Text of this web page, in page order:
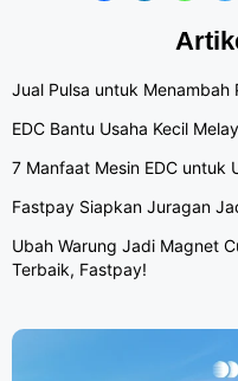
Jual Pulsa untuk Menambah
EDC Bantu Usaha Kecil
7 Manfaat Mesin EDC untuk
Fastpay Siapkan Juragan
Ubah Warung Jadi Magnet
Terbaik, Fastpay!